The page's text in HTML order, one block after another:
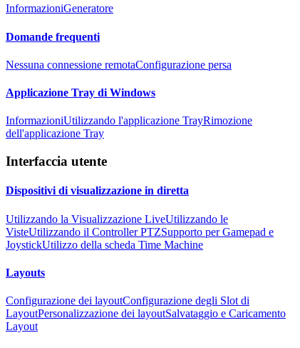
InformazioniGeneratore
Domande frequenti
Nessuna connessione remotaConfigurazione persa
Applicazione Tray di Windows
InformazioniUtilizzando l'applicazione TrayRimozione
dell'applicazione Tray
Interfaccia utente
Dispositivi di visualizzazione in diretta
Utilizzando la Visualizzazione LiveUtilizzando le
VisteUtilizzando il Controller PTZSupporto per Gamepad e
JoystickUtilizzo della scheda Time Machine
Layouts
Configurazione dei layoutConfigurazione degli Slot di
LayoutPersonalizzazione dei layoutSalvataggio e Caricamento
Layout